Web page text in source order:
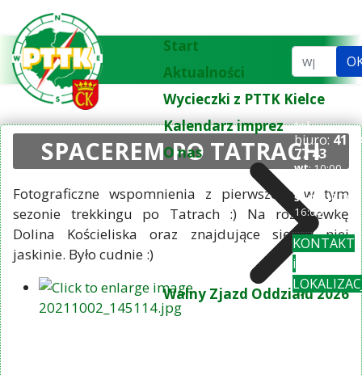
Start
Aktualności
Wycieczki z PTTK Kielce
Kalendarz imprez
O nas
Walny Zjazd Oddziału 2026
Szukaj...
tel.
biuro: 41
77 43
wt: 10:00-
śr-pi
: 10:00-
16:00
KONTAKT
i
SPACEREM PO TATRACH
Fotograficzne wspomnienia z pierwszego w tym
sezonie trekkingu po Tatrach :) Na rozgrzewkę
Dolina Kościeliska oraz znajdujące się w niej
jaskinie. Było cudnie :)